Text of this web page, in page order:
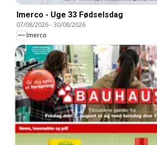
Imerco - Uge 33 Fødselsdag
07/08/2026-30/08/2026
Imerco